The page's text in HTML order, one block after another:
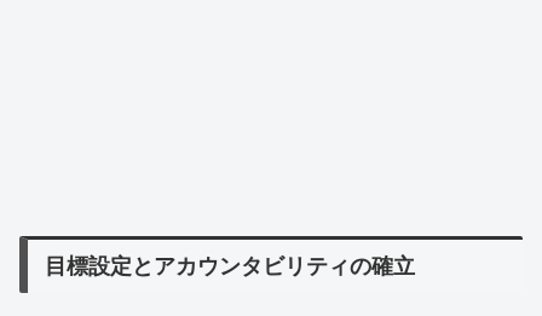
目標設定とアカウンタビリティの確立